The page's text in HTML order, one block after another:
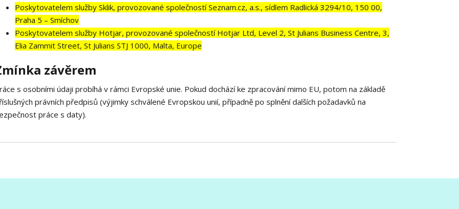
Poskytovatelem služby Sklik, provozované společností Seznam.cz, a.s., sídlem Radlická 3294/10, 150 00,
Praha 5 – Smíchov
Poskytovatelem služby Hotjar, provozované společností Hotjar Ltd, Level 2, St Julians Business Centre, 3,
Elia Zammit Street, St Julians STJ 1000, Malta, Europe
závěrem
s osobními údaji probíhá v rámci Evropské unie. Pokud dochází ke zpracování mimo EU, potom na základě
právních předpisů (výjimky schválené Evropskou unií, případně po splnění dalších požadavků na
práce s daty).